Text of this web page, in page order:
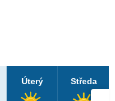
Úterý Středa